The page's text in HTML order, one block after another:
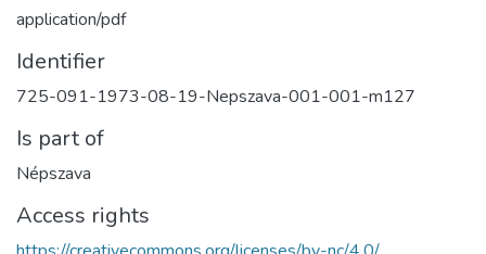
application/pdf
Identifier
725-091-1973-08-19-Nepszava-001-001-m127
Is part of
Népszava
Access rights